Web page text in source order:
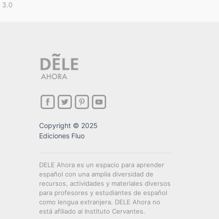
3.0
Copyright © 2025
Ediciones Fluo
DELE Ahora es un espacio para aprender
español con una amplia diversidad de
recursos, actividades y materiales diversos
para profesores y estudiantes de español
como lengua extranjera. DELE Ahora no
está afiliado al Instituto Cervantes.